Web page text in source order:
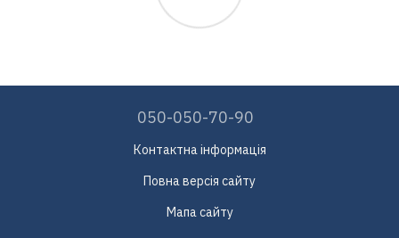
050-050-70-90
Контактна інформація
Повна версія сайту
Мапа сайту